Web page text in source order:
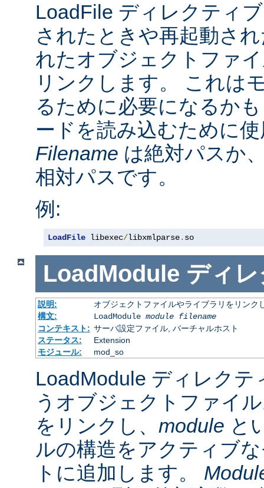
LoadFile ディレクティ
されたときや再起動さ
れたオブジェクトファ
リンクします。 これは
るために必要になるか
ードを読み込むために
Filename は絶対パスか
相対パスです。
例:
LoadFile libexec/libxmlparse. so
LoadModule ディ
説明:
オブジェクトファイルやライブラリをリン
構文:
LoadModule module filename
コンテキスト: サーバ設定ファイル, バーチャルホスト
ステータス:
Extension
モジュール:
mod_so
LoadModule ディレク
うオブジェクトファイ
をリンクし、 module と
ルの構造をアクティブ
トに追加します。